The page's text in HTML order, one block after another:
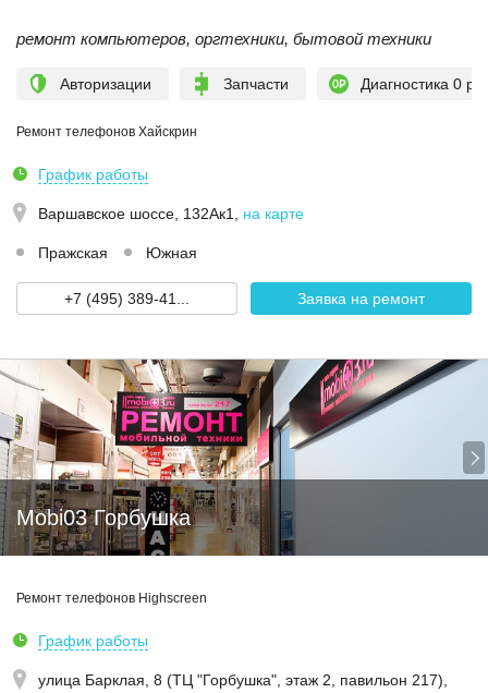
ремонт компьютеров, оргтехники, бытовой техники
Авторизации Запчасти Диагностика 0
Ремонт телефонов Хайскрин
График работы
Варшавское шоссе, 132Ак1 на карте
Пражская Южная
+7 (495) 389-41... Заявка на ремонт
Mobi03 Горбушка
Ремонт телефонов Highscreen
График работы
улица Барклая, 8 (ТЦ "Горбушка", этаж 2, павильон 217)